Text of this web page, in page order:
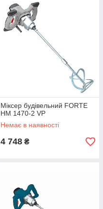
Міксер будівельний FORTE
HM 1470-2 VP
Немає в наявності
4 748 ₴